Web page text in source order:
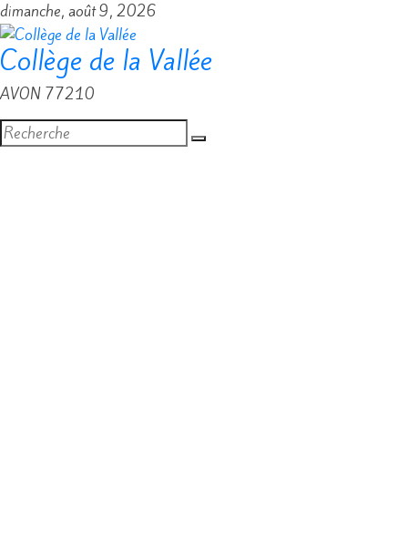
Passer
au
contenu
dimanche, août 9, 2026
Collège de la Vallée
AVON 77210